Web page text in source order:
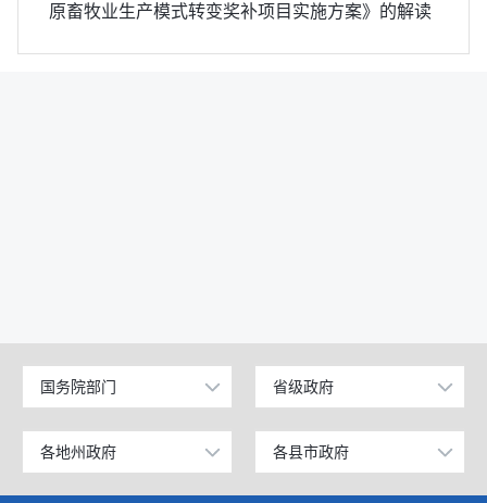
原畜牧业生产模式转变奖补项目实施方案》的解读
国务院部门
公安部
工业和信息化部
科学技术部
省级政府
北京
上海
广东
各地州政府
乌鲁木齐市
各县市政府
昌吉市